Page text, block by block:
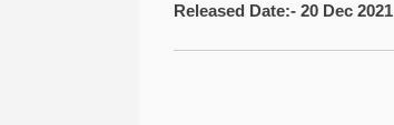
Released Date:- 20 Dec 2021